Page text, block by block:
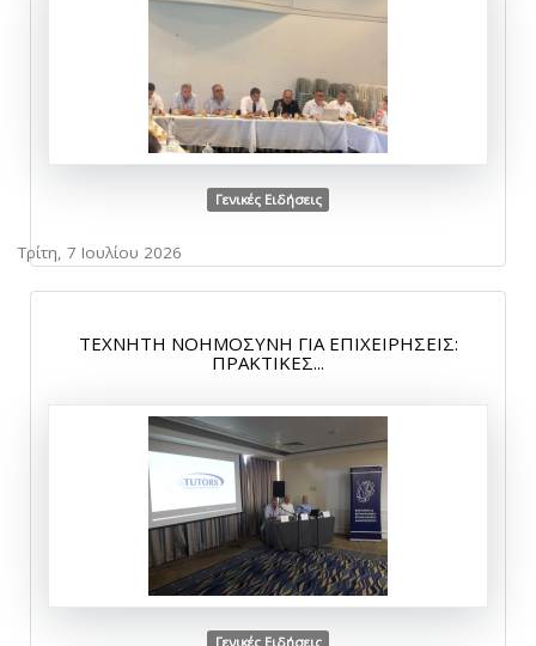
Γενικές Ειδήσεις
Τρίτη, 7 Ιουλίου 2026
ΤΕΧΝΗΤΗ ΝΟΗΜΟΣΥΝΗ ΓΙΑ ΕΠΙΧΕΙΡΗΣΕΙΣ:
ΠΡΑΚΤΙΚΕΣ...
Γενικές Ειδήσεις